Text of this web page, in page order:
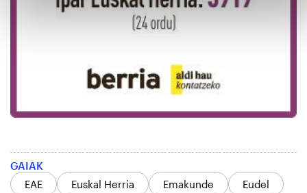
GAIAK
EAE
Euskal Herria Emakunde
Eudel